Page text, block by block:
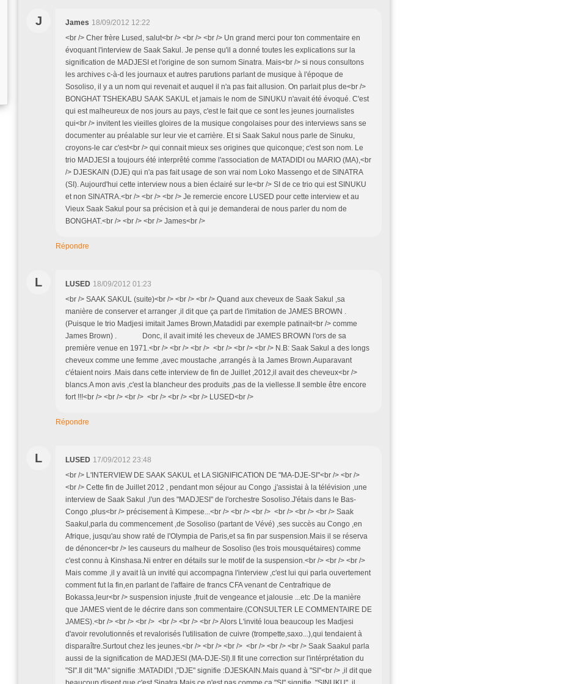
J James 18/09/2012 12:22
<br /> Cher frère Lused, salut<br /> <br /> <br /> Un grand merci pour ton commentaire en
évoquant l'interview de Saak Sakul. Je pense qu'il a donné toutes les explications sur la
signification de MADJESI et l'origine de son surnom Sinatra. Mais<br /> si nous consultons
les archives c-à-d les journaux et autres parutions parlant de musique à l'époque de
Sosoliso, il y a un nom qui revenait et auquel il n'a pas fait allusion. On parlait plus de<br />
BONGHAT TSHEKABU SAAK SAKUL et jamais le nom de SINUKU n'avait été évoqué. C'est
qui est malheureux de nos jours au pays, c'est le fait que ce sont les jeunes journalistes
qui<br /> invitent les vieilles gloires de la musique congolaises pour des interviews sans se
documenter au préalable sur leur vie et carrière. Et si Saak Sakul nous parle de Sinuku,
croyons-le car c'est<br /> qui connait mieux ses origines que quiconque; c'est son nom. Le
trio MADJESI a toujours été interprêté comme l'association de MATADIDI ou MARIO (MA),<br
/> DJESKAIN (DJE) qui n'a pas fait usage de son vrai nom Loko Massengo et de SINATRA
(SI). Aujourd'hui cette interview nous a bien éclairé sur le<br /> SI de ce trio qui est SINUKU
et non SINATRA.<br /> <br /> <br /> Je remercie encore LUSED pour cette interview et au
Vieux Saak Sakul pour sa précision et à qui je demanderai de nous parler du nom de
BONGHAT.<br /> <br /> <br /> James<br />
Répondre
L LUSED 18/09/2012 01:23
<br /> SAAK SAKUL (suite)<br /> <br /> <br /> Quand aux cheveux de Saak Sakul ,sa
manière de conserver et arranger ,il dit que ça part de l'imitation de JAMES BROWN .
(Puisque le trio Madjesi imitait James Brown,Matadidi par exemple patinait<br /> comme
James Brown) . Donc, il avait imité les cheveux de JAMES BROWN l'ors de sa
première venue en 1971.<br /> <br /> <br /> <br /> <br /> <br /> N.B: Saak Sakul a des longs
cheveux comme une femme ,avec moustache ,arrangés à la James Brown.Auparavant
c'étaient noirs .Mais dans cette interview de fin de Juillet ,2012,il avait des cheveux<br />
blancs.A mon avis ,c'est la blancheur des produits ,pas de la viellesse.Il semble être encore
fort !!!<br /> <br /> <br /> <br /> <br /> <br /> LUSED<br />
Répondre
L LUSED 17/09/2012 23:48
<br /> L'INTERVIEW DE SAAK SAKUL et LA SIGNIFICATION DE "MA-DJE-SI"<br /> <br />
<br /> Cette fin de Juillet 2012 , pendant mon séjour au Congo ,j'assistai à la télévision ,une
interview de Saak Sakul ,l'un des "MADJESI" de l'orchestre Sosoliso.J'étais dans le Bas-
Congo ,plus<br /> précisement à Kimpese...<br /> <br /> <br /> <br /> <br /> <br /> Saak
Saakul,parla du commencement ,de Sosoliso (partant de Vévé) ,ses succès au Congo ,en
Afrique, jusqu'au show raté de l'Olympia de Paris,et sa fin par suspension.Mais il se réserva
de dénoncer<br /> les causeurs du malheur de Sosoliso (les trois mousquétaires) comme
c'est connu à Kinshasa.Ni entrer en détails sur le motif de la suspension.<br /> <br /> <br />
Mais comme ,il y avait là un invité qui accompagna l'interview ,c'est lui qui parla ouvertement
comment fut la fin,en parlant de l'affaire de francs CFA venant de Centrafrique de
Bokassa,leur<br /> suspension injuste ,fruit de vengeance et jalousie ...etc .De la manière
que JAMES vient de le décrire dans son commentaire.(CONSULTER LE COMMENTAIRE DE
JAMES).<br /> <br /> <br /> <br /> <br /> <br /> Alors L'invité loua beaucoup les Madjesi
d'avoir revolutionnés et revalorisés l'utilisation de cuivre (trompette,saxo...),qui tendaient à
disparaître.Surtout chez les jeunes.<br /> <br /> <br /> <br /> <br /> <br /> Saak Saakul parla
aussi de la signification de MADJESI (MA-DJE-SI).Il fit une correction sur l'intérprétation du
"SI".Il dit "MA" signifie :MATADIDI ,"DJE" signifie :DJESKAIN.Mais quand à "SI"<br /> ,il dit que